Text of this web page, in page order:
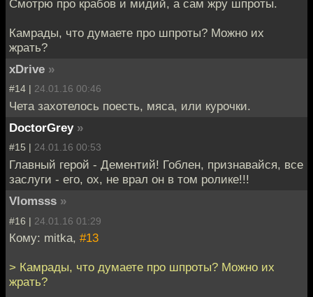
Смотрю про крабов и мидий, а сам жру шпроты.
Камрады, что думаете про шпроты? Можно их
жрать?
xDrive »
#14 | 24.01.16 00:46
Чета захотелось поесть, мяса, или курочки.
DoctorGrey »
#15 | 24.01.16 00:53
Главный герой - Дементий! Гоблен, признавайся, все
заслуги - его, ох, не врал он в том ролике!!!
Vlomsss »
#16 | 24.01.16 01:29
Кому: mitka, #13
> Камрады, что думаете про шпроты? Можно их
жрать?